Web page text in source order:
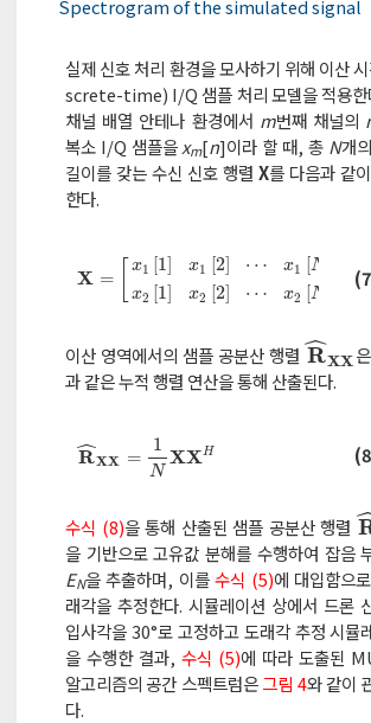
Spectrogram of the simulated signal
실제 신호 처리 환경을 모사하기 위해 이산
screte-time) I/Q 샘플 처리 모델을 적용한
채널 배열 안테나 환경에서 m번째 채널의
복소 I/Q 샘플을xm[n]이라 할 때, 총 N개
길이를 갖는 수신 신호 행렬X를 다음과 같
한다.
X =
x1 1
x2 [1]
x1 2]
x2 [2]
⋯
⋯
x1 N
x2 [N
=x11x 12x 1N 22x 2N
이산 영역에서의 샘플 공분산 행렬 R
ˆXX
R^XX
과 같은 누적 행렬 연산을 통해 산출된다.
R
ˆXX =
1
N
XXH
R^XX=1NXXH
수식 (8)을 통해 산출된 샘플 공분산 행렬 R
을 기반으로 고유값 분해를 수행하여 잡음
EN을 추출하며, 이를수식 (5)에 대입함으
래각을 추정한다. 시뮬레이션 상에서 드론
입사각을 30°로 고정하고 도래각 추정 시뮬
을 수행한 결과,수식 (5)에 따라 도출된
알고리즘의 공간 스펙트럼은그림 4와 같이
다.